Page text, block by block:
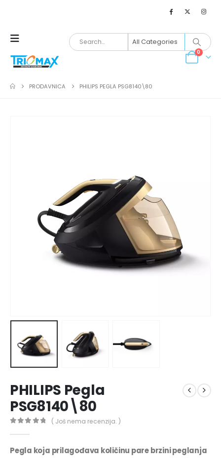
0
PRODAVNICA PHILIPS PEGLA PSG8140\80
PHILIPS Pegla
PSG8140\80
( Još nema recenzija. )
Pegla koja prilagođava količinu pare brzini peglanja